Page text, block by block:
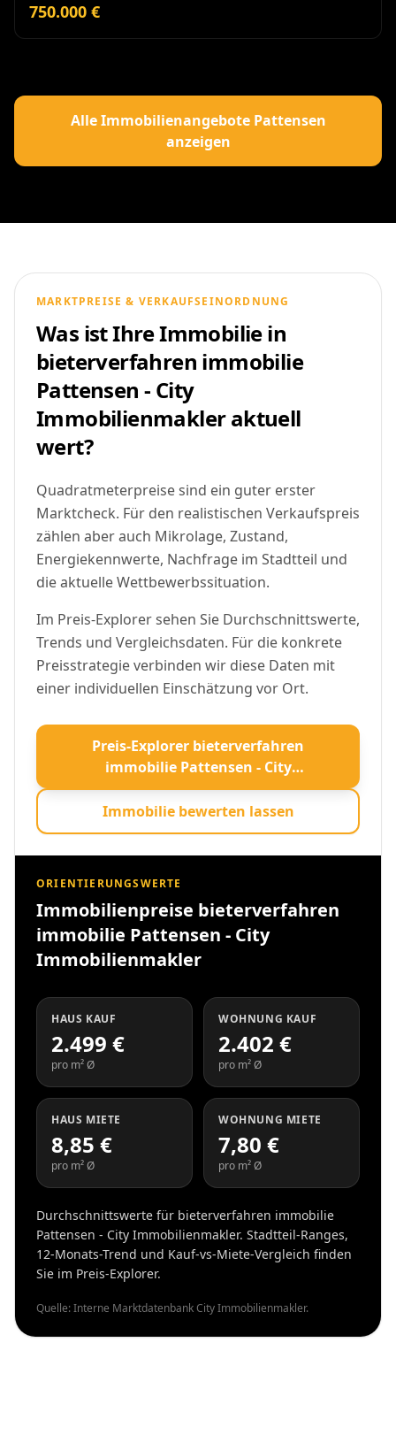
750.000 €
Alle Immobilienangebote Pattensen
anzeigen
MARKTPREISE & VERKAUFSEINORDNUNG
Was ist Ihre Immobilie in
bieterverfahren immobilie
Pattensen - City
Immobilienmakler aktuell
wert?
Quadratmeterpreise sind ein guter erster
Marktcheck. Für den realistischen Verkaufspreis
zählen aber auch Mikrolage, Zustand,
Energiekennwerte, Nachfrage im Stadtteil und
die aktuelle Wettbewerbssituation.
Im Preis-Explorer sehen Sie Durchschnittswerte,
Trends und Vergleichsdaten. Für die konkrete
Preisstrategie verbinden wir diese Daten mit
einer individuellen Einschätzung vor Ort.
Preis-Explorer bieterverfahren
immobilie Pattensen - City
Immobilienmakler öffnen
Immobilie bewerten lassen
ORIENTIERUNGSWERTE
Immobilienpreise bieterverfahren
immobilie Pattensen - City
Immobilienmakler
HAUS KAUF
2.499 €
pro m² Ø
WOHNUNG KAUF
2.402 €
pro m² Ø
HAUS MIETE
8,85 €
pro m² Ø
WOHNUNG MIETE
7,80 €
pro m² Ø
Durchschnittswerte für bieterverfahren immobilie
Pattensen - City Immobilienmakler. Stadtteil-Ranges,
12-Monats-Trend und Kauf-vs-Miete-Vergleich finden
Sie im Preis-Explorer.
Quelle: Interne Marktdatenbank City Immobilienmakler.